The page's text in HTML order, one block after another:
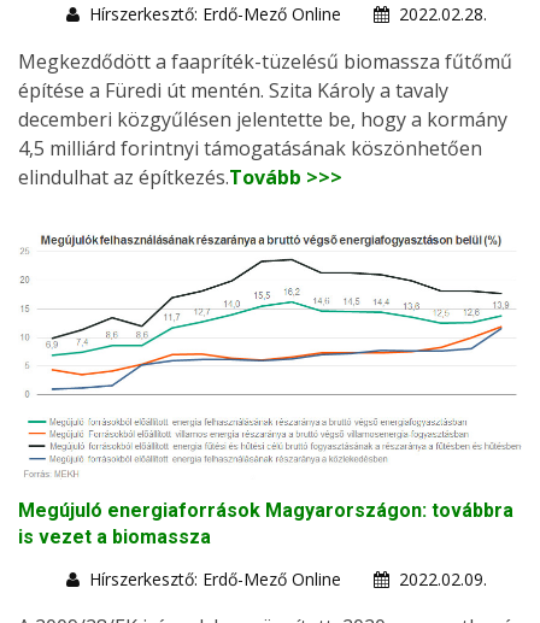
Hírszerkesztő: Erdő-Mező Online
2022.02.28.
Megkezdődött a faapríték-tüzelésű biomassza fűtőmű
építése a Füredi út mentén. Szita Károly a tavaly
decemberi közgyűlésen jelentette be, hogy a kormány
4,5 milliárd forintnyi támogatásának köszönhetően
elindulhat az építkezés.Tovább >>>
Megújuló energiaforrások Magyarországon: továbbra
is vezet a biomassza
Hírszerkesztő: Erdő-Mező Online
2022.02.09.